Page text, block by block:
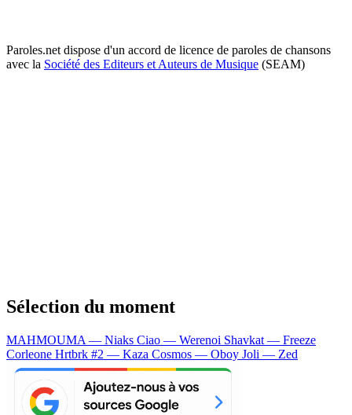
Paroles.net dispose d'un accord de licence de paroles de chansons
avec la Société des Editeurs et Auteurs de Musique (SEAM)
Sélection du moment
MAHMOUMA — Niaks Ciao — Werenoi Shavkat — Freeze
Corleone Hrtbrk #2 — Kaza Cosmos — Oboy Joli — Zed